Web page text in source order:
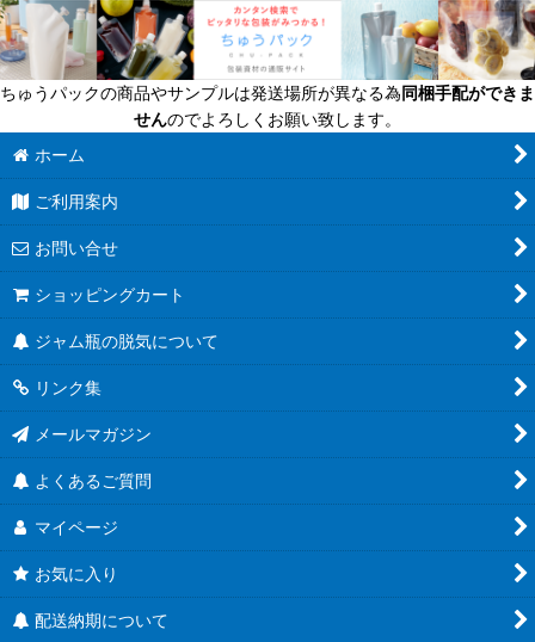
ちゅうパックの商品やサンプルは発送場所が異なる為同梱手配ができま
せんのでよろしくお願い致します。
ホーム
ご利用案内
お問い合せ
ショッピングカート
ジャム瓶の脱気について
リンク集
メールマガジン
よくあるご質問
マイページ
お気に入り
配送納期について